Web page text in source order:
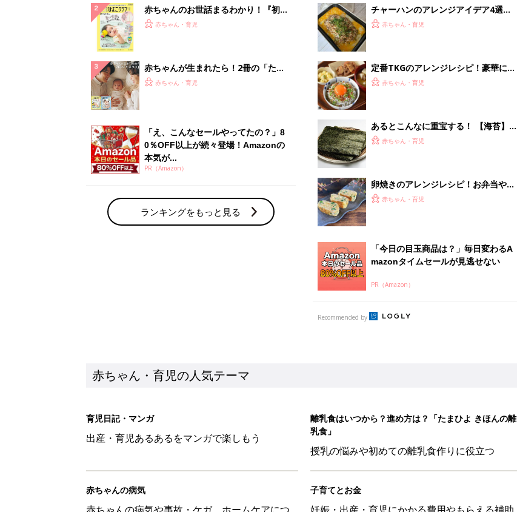
赤ちゃんのお世話まるわかり！『初め
てのひよこクラブ 夏号』〈巻頭大特
赤ちゃん・育児
赤ちゃんが生まれたら！2冊の「たま
ひよ」
赤ちゃん・育児
「え、こんなセールやってたの？」8
0％OFF以上が続々登場！Amazonの
本気が...
PR（Amazon）
ランキングをもっと見る
チャーハンのアレンジアイデア4選！
こんな作り方も！？
赤ちゃん・育児
定番TKGのアレンジレシピ！豪華に食
べたい魅惑の5選
赤ちゃん・育児
あるとこんなに重宝する！ 【海苔】
のアレンジレシピ
赤ちゃん・育児
卵焼きのアレンジレシピ！お弁当やお
かずにおすすめ6選
赤ちゃん・育児
「今日の目玉商品は？」毎日変わるA
mazonタイムセールが見逃せない
PR（Amazon）
Recommended by
赤ちゃん・育児の人気テーマ
育児日記・マンガ
出産・育児あるあるをマンガで楽しもう
離乳食はいつから？進め方は？「たまひよ きほんの離
乳食」
授乳の悩みや初めての離乳食作りに役立つ
赤ちゃんの病気
赤ちゃんの病気や事故・ケガ、ホームケアにつ
子育てとお金
妊娠・出産・育児にかかる費用やもらえる補助